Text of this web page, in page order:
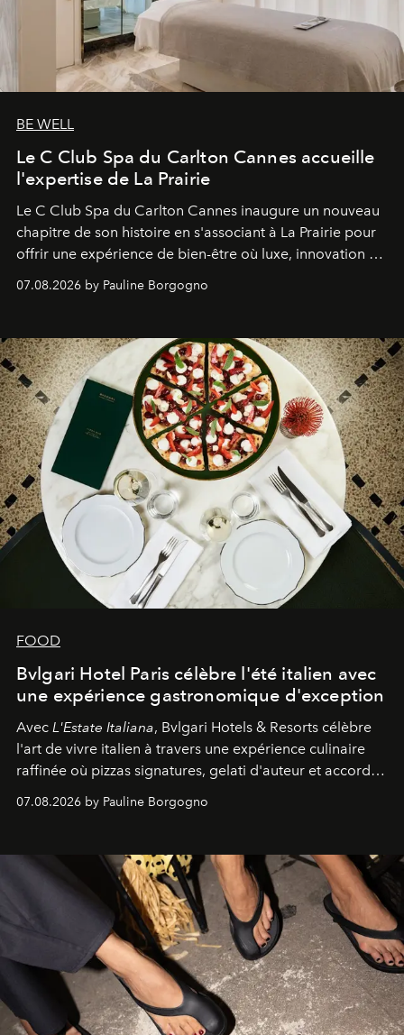
BE WELL
Le C Club Spa du Carlton Cannes accueille
l'expertise de La Prairie
Le C Club Spa du Carlton Cannes inaugure un nouveau
chapitre de son histoire en s'associant à La Prairie pour
offrir une expérience de bien-être où luxe, innovation et
expertise se rencontrent.
07.08.2026 by Pauline Borgogno
FOOD
Bvlgari Hotel Paris célèbre l'été italien avec
une expérience gastronomique d'exception
Avec L'Estate Italiana, Bvlgari Hotels & Resorts célèbre
l'art de vivre italien à travers une expérience culinaire
raffinée où pizzas signatures, gelati d'auteur et accords
d'exception composent un véritable voyage sensoriel.
07.08.2026 by Pauline Borgogno